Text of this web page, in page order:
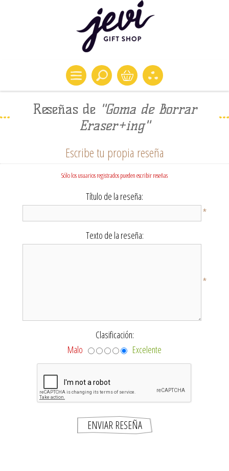
Reseñas de
Goma de Borrar
Eraser+ing
Escribe tu propia reseña
Sólo los usuarios registrados pueden escribir reseñas
Título de la reseña:
*
Texto de la reseña:
*
Clasificación:
Malo
Excelente